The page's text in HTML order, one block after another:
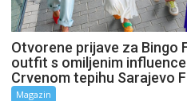
Otvorene prijave za Bingo
outfit s omiljenim
Crvenom tepihu Sarajevo
Magazin